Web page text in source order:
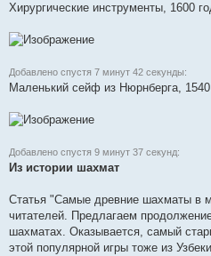
Хирургические инструменты, 1600
Добавлено спустя 7 минут 42 секунды:
Маленький сейф из Нюрнберга,
Добавлено спустя 9 минут 37 секунд:
Из истории шахмат
Статья "Самые древние шахматы в
читателей. Предлагаем
шахматах. Оказывается, самый
этой популярной игры тоже из